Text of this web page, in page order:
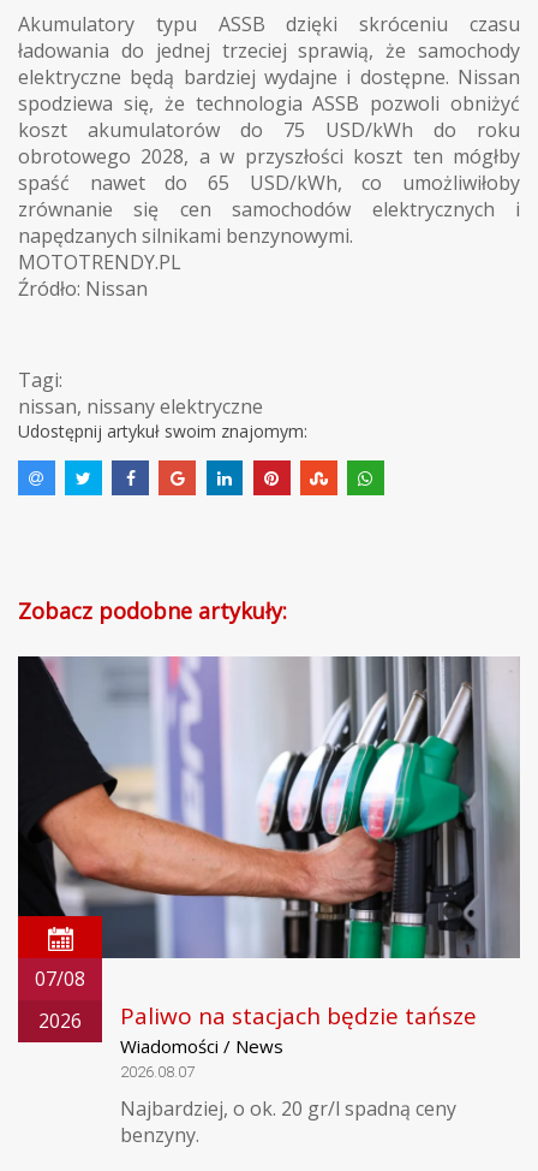
Akumulatory typu ASSB dzięki skróceniu czasu
ładowania do jednej trzeciej sprawią, że samochody
elektryczne będą bardziej wydajne i dostępne. Nissan
spodziewa się, że technologia ASSB pozwoli obniżyć
koszt akumulatorów do 75 USD/kWh do roku
obrotowego 2028, a w przyszłości koszt ten mógłby
spaść nawet do 65 USD/kWh, co umożliwiłoby
zrównanie się cen samochodów elektrycznych i
napędzanych silnikami benzynowymi.
MOTOTRENDY.PL
Źródło: Nissan
Tagi:
nissan, nissany elektryczne
Udostępnij artykuł swoim znajomym:
Zobacz podobne artykuły:
07/08
2026
Paliwo na stacjach będzie tańsze
Wiadomości / News
2026.08.07
Najbardziej, o ok. 20 gr/l spadną ceny
benzyny.